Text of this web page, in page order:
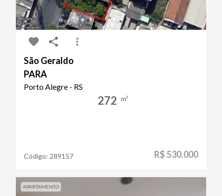
São Geraldo
PARA
Porto Alegre - RS
272 m²
Código: 289157 R$ 530.000
APARTAMENTO